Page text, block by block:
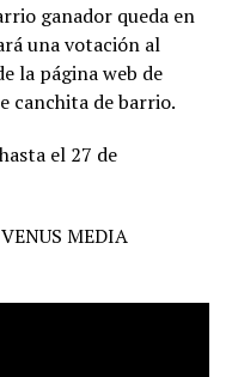
ganador queda en
una votación al
la página web de
canchita de barrio.
el 27 de
MEDIA